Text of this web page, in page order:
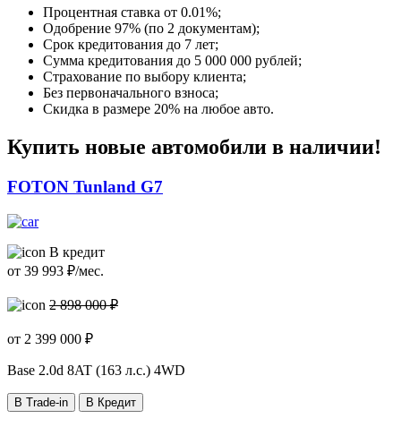
Процентная ставка от 0.01%;
Одобрение 97% (по 2 документам);
Срок кредитования до 7 лет;
Сумма кредитования до 5 000 000 рублей;
Страхование по выбору клиента;
Без первоначального взноса;
Скидка в размере 20% на любое авто.
Купить новые автомобили в наличии!
FOTON Tunland G7
В кредит
от 39 993 ₽/мес.
2 898 000 ₽
от 2 399 000 ₽
Base 2.0d 8AT (163 л.с.) 4WD
В Trade-in В Кредит